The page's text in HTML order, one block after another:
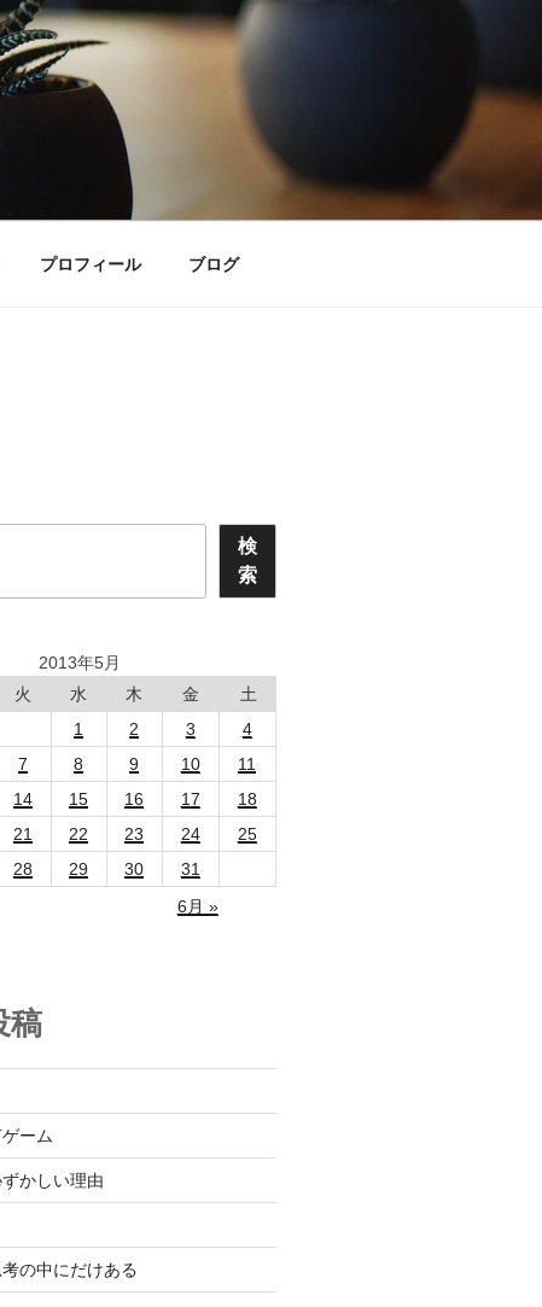
プロフィール ブログ
検
索
2013年5月
火 水 木 金
土
1
2 3
4
7 8 9 10
11
14 15 16 17
18
21 22 23 24
25
28 29 30
31
6月 »
稿
ーム
かしい理由
の中にだけある